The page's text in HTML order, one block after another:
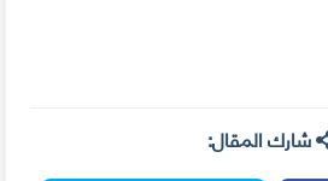
شارك المقال: